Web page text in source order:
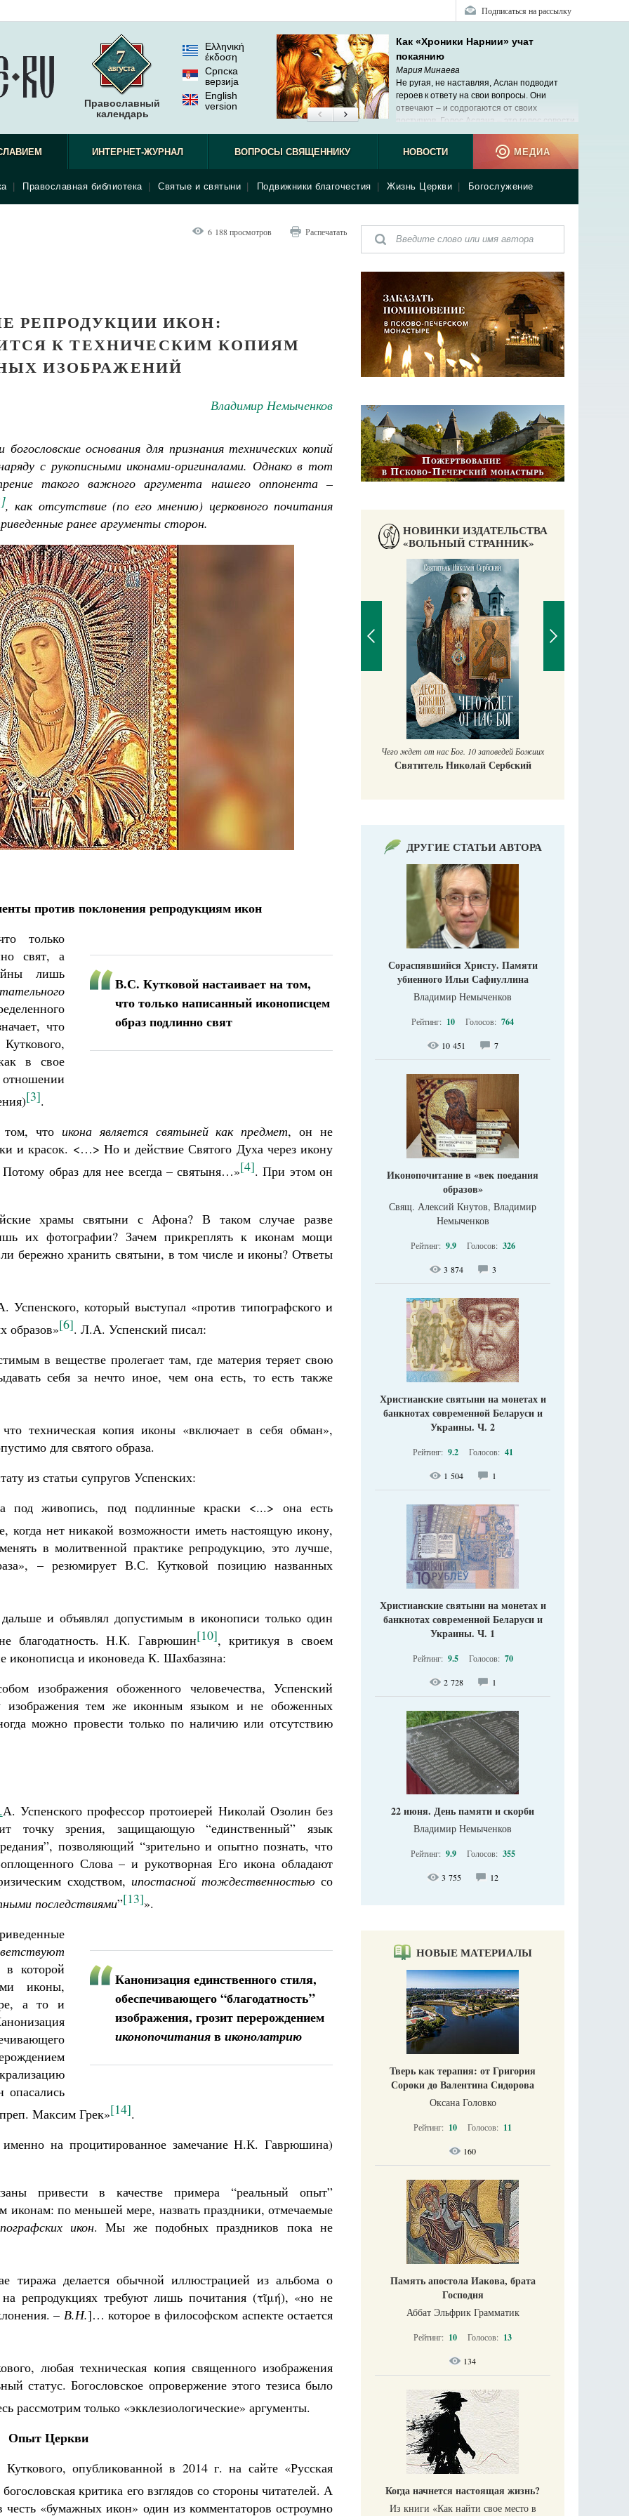
Подписаться на рассылку
Православный
календарь
Ελληνική
έκδοση
Српска
верзиjа
English
version
Как «Хроники Нарнии» учат
покаянию
Мария Минаева
Не ругая, не наставляя, Аслан подводит
героев к ответу на свои вопросы. Они
отвечают – и содрогаются от своих
поступков. Голос Аслана – это голос совести.
Православная библиотека Святые и святыни Подвижники благочестия Жизнь Церкви Богослужение
ИНТЕРНЕТ-ЖУРНАЛ ВОПРОСЫ СВЯЩЕННИКУ НОВОСТИ МЕДИА
6 188 просмотров Распечатать
РЕПРОДУКЦИИ ИКОН:
К ТЕХНИЧЕСКИМ КОПИЯМ
ИЗОБРАЖЕНИЙ
Владимир Немыченков
основания для признания технических копий
с рукописными иконами-оригиналами. Однако в тот
такого важного аргумента нашего оппонента –
, как отсутствие (по его мнению) церковного почитания
ранее аргументы сторон.
против поклонения репродукциям икон
В.С. Кутковой настаивает на том,
что только написанный иконописцем
образ подлинно свят
только
свят, а
лишь
что
в свое
[3].
что икона является святыней как предмет, он не
и красок. <…> Но и действие Святого Духа через икону
образ для нее всегда – святыня…»[4]. При этом он
храмы святыни с Афона? В таком случае разве
их фотографии? Зачем прикреплять к иконам мощи
бережно хранить святыни, в том числе и иконы? Ответы
который выступал «против типографского и
образов»[6]. Л.А. Успенский писал:
в веществе пролегает там, где материя теряет свою
себя за нечто иное, чем она есть, то есть также
техническая копия иконы «включает в себя обман»,
для святого образа.
из статьи супругов Успенских:
под живопись, под подлинные краски <...> она есть
когда нет никакой возможности иметь настоящую икону,
в молитвенной практике репродукцию, это лучше,
– резюмирует В.С. Кутковой позицию названных
и объявлял допустимым в иконописи только один
благодатность. Н.К. Гаврюшин[10], критикуя в своем
иконописца и иконоведа К. Шахбазяна:
изображения обоженного человечества, Успенский
изображения тем же иконным языком и не обоженных
можно провести только по наличию или отсутствию
А. Успенского профессор протоиерей Николай Озолин без
точку зрения, защищающую “единственный” язык
позволяющий “зрительно и опытно познать, что
Слова – и рукотворная Его икона обладают
сходством, ипостасной тождественностьюсо
последствиями”[13]».
Канонизация единственного стиля,
обеспечивающего “благодатность”
изображения, грозит перерождением
иконопочитания в иконолатрию
в которой
иконы,
а то и
опасались
Максим Грек»[14].
на процитированное замечание Н.К. Гаврюшина)
привести в качестве примера “реальный опыт”
иконам: по меньшей мере, назвать праздники, отмечаемые
икон. Мы же подобных праздников пока не
тиража делается обычной иллюстрацией из альбома о
репродукциях требуют лишь почитания (τῖμή), «но не
– В.Н.]… которое в философском аспекте остается
любая техническая копия священного изображения
статус. Богословское опровержение этого тезиса было
рассмотрим только «экклезиологические» аргументы.
Опыт Церкви
опубликованной в 2014 г. на сайте «Русская
богословская критика его взглядов со стороны читателей. А
«бумажных икон» один из комментаторов остроумно
НОВИНКИ ИЗДАТЕЛЬСТВА
«ВОЛЬНЫЙ СТРАННИК»
Георгий Победоносец. Научись у
святого
Роман Котов
Православный мальчик
Екатерина Баканова
ДРУГИЕ СТАТЬИ АВТОРА
Сораспявшийся Христу. Памяти
убиенного Ильи Сафиуллина
Владимир Немыченков
Рейтинг: 10 Голосов: 764
10 451 7
Иконопочитание в «век поедания
образов»
Свящ. Алексий Кнутов, Владимир
Немыченков
Рейтинг: 9.9 Голосов: 326
3 874 3
Христианские святыни на монетах и
банкнотах современной Беларуси и
Украины. Ч. 2
Рейтинг: 9.2 Голосов: 41
1 504 1
Христианские святыни на монетах и
банкнотах современной Беларуси и
Украины. Ч. 1
Рейтинг: 9.5 Голосов: 70
2 728 1
22 июня. День памяти и скорби
Владимир Немыченков
Рейтинг: 9.9 Голосов: 355
3 755 12
НОВЫЕ МАТЕРИАЛЫ
Тверь как терапия: от Григория
Сороки до Валентина Сидорова
Оксана Головко
Рейтинг: 10 Голосов: 11
160
Память апостола Иакова, брата
Господня
Аббат Эльфрик Грамматик
Рейтинг: 10 Голосов: 13
134
Когда начнется настоящая жизнь?
Из книги «Как найти свое место в